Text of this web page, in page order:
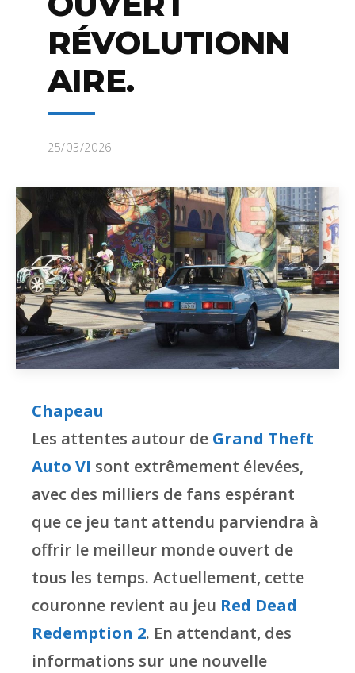
RÉVOLUTIONN
AIRE.
25/03/2026
Chapeau
Les attentes autour de Grand Theft
Auto VI sont extrêmement élevées,
avec des milliers de fans espérant
que ce jeu tant attendu parviendra à
offrir le meilleur monde ouvert de
tous les temps. Actuellement, cette
couronne revient au jeu Red Dead
Redemption 2. En attendant, des
informations sur une nouvelle